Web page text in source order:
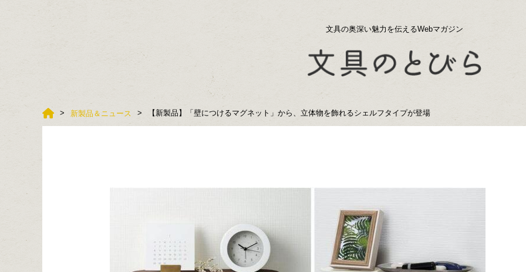
文具の奥深い魅力を伝えるWebマガジン
新製品＆ニュース 【新製品】「壁につけるマグネット」から、立体物を飾れるシェルフタイプが登場